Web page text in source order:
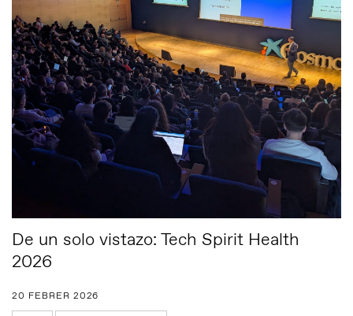
De un solo vistazo: Tech Spirit Health
2026
20 FEBRER 2026